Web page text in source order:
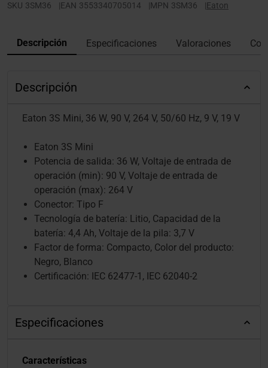
SKU 3SM36 |EAN 3553340705014 |MPN 3SM36 |Eaton
Descripción Especificaciones Valoraciones
Descripción
Eaton 3S Mini, 36 W, 90 V, 264 V, 50/60 Hz, 9 V, 19 V
Eaton 3S Mini
Potencia de salida: 36 W, Voltaje de entrada de
operación (min): 90 V, Voltaje de entrada de
operación (max): 264 V
Conector: Tipo F
Tecnología de batería: Litio, Capacidad de la
batería: 4,4 Ah, Voltaje de la pila: 3,7 V
Factor de forma: Compacto, Color del producto:
Negro, Blanco
Certificación: IEC 62477-1, IEC 62040-2
Especificaciones
Características